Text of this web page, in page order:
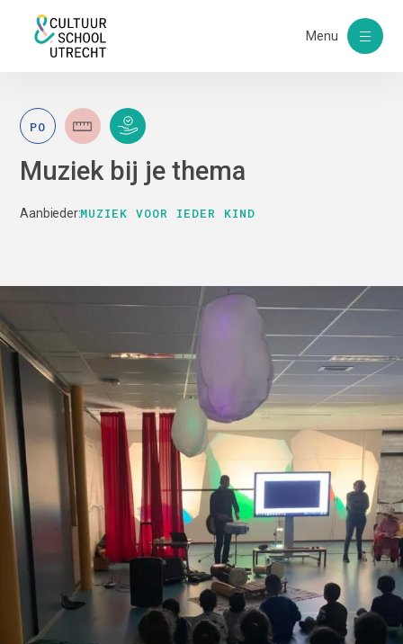
Menu
PO
Muziek bij je thema
Aanbieder:MUZIEK VOOR IEDER KIND